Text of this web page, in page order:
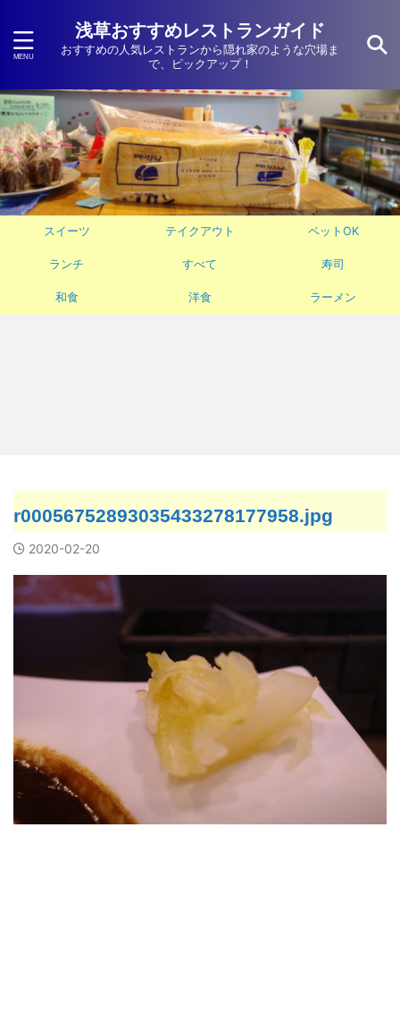
浅草おすすめレストランガイド
おすすめの人気レストランから隠れ家のような穴場ま
で、ピックアップ！
スイーツ テイクアウト ペットOK
ランチ すべて 寿司
和食 洋食 ラーメン
r00056752893035433278177958.jpg
2020-02-20